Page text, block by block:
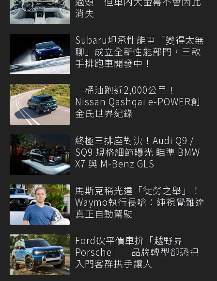
消失
Subaru坦承性能車「變得太無
聊」成立全新性能部門，三款
手排跑車開發中！
一桶油跑近2,000公里！
Nissan Qashqai e-POWER創
金氏世界紀錄
終極三排座對決！Audi Q9 /
SQ9 規格細節曝光 瞄準 BMW
X7 與 M-Benz GLS
馬斯克稱光達「徒勞之舉」！
Waymo執行長嗆：純視覺難達
真正自動駕駛
Ford砍平價車拚「越野界
Porsche」 品牌轉型卻恐把
入門客群拱手讓人